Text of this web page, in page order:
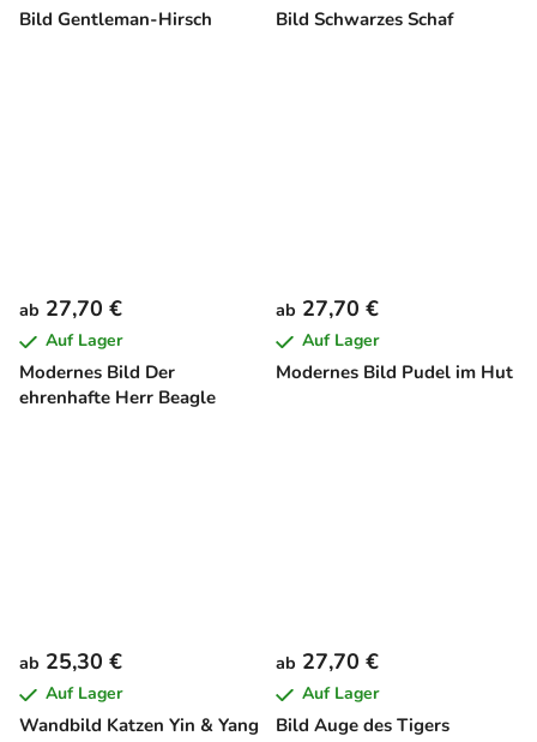
Bild Gentleman-Hirsch Bild Schwarzes Schaf
Modernes Bild Der
ehrenhafte Herr Beagle
ab 27,70 €
Auf Lager
Modernes Bild Pudel im Hut
ab 27,70 €
Auf Lager
Wandbild Katzen Yin & Yang
ab 25,30 €
Auf Lager
Bild Auge des Tigers
ab 27,70 €
Auf Lager